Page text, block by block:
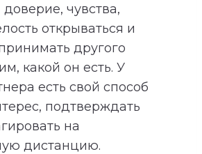
чувства,
открываться и
другого
какой он есть. У
есть свой способ
подтверждать
на
дистанцию.